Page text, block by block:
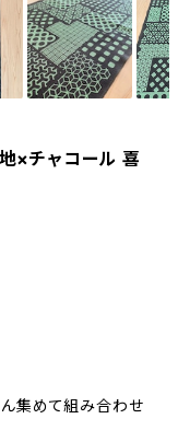
×チャコール 喜
集めて組み合わせ